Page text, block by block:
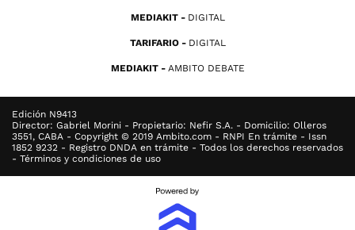
MEDIAKIT DIGITAL
TARIFARIO DIGITAL
MEDIAKIT AMBITO DEBATE
Edición N9413
Director: Gabriel Morini - Propietario: Nefir S.A. - Domicilio: Olleros
3551, CABA - Copyright © 2019 Ambito.com - RNPI En trámite - Issn
1852 9232 - Registro DNDA en trámite - Todos los derechos reservados
- Términos y condiciones de uso